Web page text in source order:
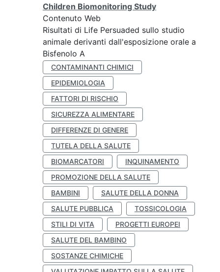
Children Biomonitoring Study
Contenuto Web
Risultati di Life Persuaded sullo studio
animale derivanti dall'esposizione orale a
Bisfenolo A
CONTAMINANTI CHIMICI
EPIDEMIOLOGIA
FATTORI DI RISCHIO
SICUREZZA ALIMENTARE
DIFFERENZE DI GENERE
TUTELA DELLA SALUTE
BIOMARCATORI
INQUINAMENTO
PROMOZIONE DELLA SALUTE
BAMBINI
SALUTE DELLA DONNA
SALUTE PUBBLICA
TOSSICOLOGIA
STILI DI VITA
PROGETTI EUROPEI
SALUTE DEL BAMBINO
SOSTANZE CHIMICHE